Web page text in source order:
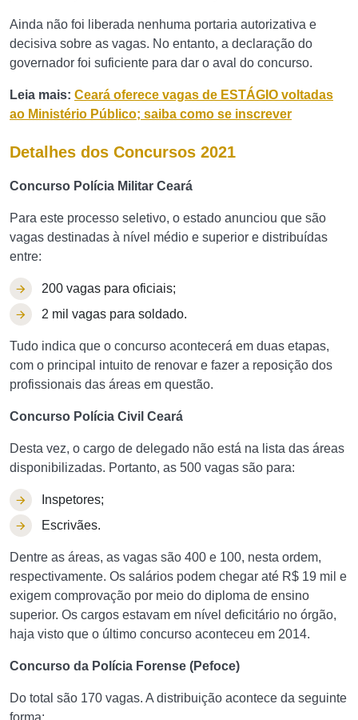
Ainda não foi liberada nenhuma portaria autorizativa e
decisiva sobre as vagas. No entanto, a declaração do
governador foi suficiente para dar o aval do concurso.
Leia mais: Ceará oferece vagas de ESTÁGIO voltadas
ao Ministério Público; saiba como se inscrever
Detalhes dos Concursos 2021
Concurso Polícia Militar Ceará
Para este processo seletivo, o estado anunciou que são
vagas destinadas à nível médio e superior e distribuídas
entre:
200 vagas para oficiais;
2 mil vagas para soldado.
Tudo indica que o concurso acontecerá em duas etapas,
com o principal intuito de renovar e fazer a reposição dos
profissionais das áreas em questão.
Concurso Polícia Civil Ceará
Desta vez, o cargo de delegado não está na lista das áreas
disponibilizadas. Portanto, as 500 vagas são para:
Inspetores;
Escrivães.
Dentre as áreas, as vagas são 400 e 100, nesta ordem,
respectivamente. Os salários podem chegar até R$ 19 mil e
exigem comprovação por meio do diploma de ensino
superior. Os cargos estavam em nível deficitário no órgão,
haja visto que o último concurso aconteceu em 2014.
Concurso da Polícia Forense (Pefoce)
Do total são 170 vagas. A distribuição acontece da seguinte
forma: